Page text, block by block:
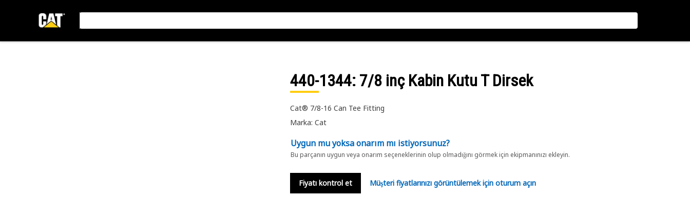
440-1344: 7/8 inç Kabin Kutu T Dirsek
Cat® 7/8-16 Can Tee Fitting
Marka: Cat
Uygun mu yoksa onarım mı istiyorsunuz?
Bu parçanın uygun veya onarım seçeneklerinin olup olmadığını görmek için ekipmanınızı ekleyin.
Fiyatı kontrol et Müşteri fiyatlarınızı görüntülemek için oturum açın